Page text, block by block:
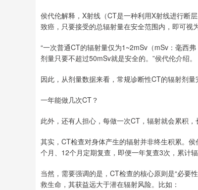
侯代伦解释，X射线（CT是一种利用X射线进行断
致癌，只要接受的总辐射量在安全范围内，即可视
“一次普通CT的辐射量仅为1~2mSv（mSv：毫西
剂量只要不超过50mSv就是安全的。”侯代伦介绍。
因此，从剂量数据来看，常规诊断性CT的辐射剂
一年能做几次CT？
此外，还有人担心，每做一次CT，辐射就会累积
其实，CT检查对身体产生的辐射并非终生积累。
个月、12个月定期复查，即便一年复查3次，累计
当然，需要强调的是，CT检查的核心原则是“必要
救生命，其获益远大于潜在辐射风险。比如：